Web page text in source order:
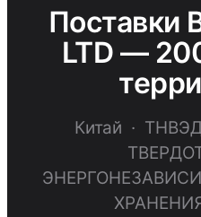
Поставки
LTD —
Китай ·